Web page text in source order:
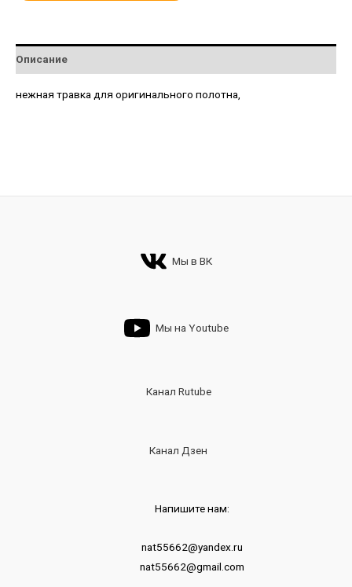
Описание
нежная травка для оригинального полотна,
Мы в ВК
Мы на Youtube
Канал Rutube
Канал Дзен
Напишите нам:
nat55662@yandex.ru
nat55662@gmail.com